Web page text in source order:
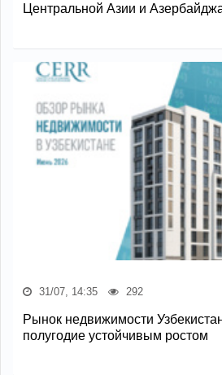
Центральной Азии и
31/07, 14:35 292
Рынок недвижимости
полугодие устойчивым ростом